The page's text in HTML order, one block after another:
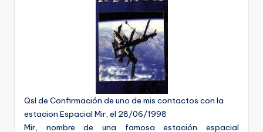
Qsl de Confirmación de uno de mis contactos con la
estacion Espacial Mir, el 28/06/1998
Mir, nombre de una famosa estación espacial